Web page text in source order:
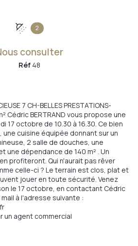
2
consulter
Réf 48
7 CH-BELLES PRESTATIONS-
Cédric BERTRAND vous propose une
17 octobre de 10.30 à 16.30. Ce bien
une cuisine équipée donnant sur un
2 salle de douches, une
une dépendance de 140 m² . Un
profiteront. Qui n'aurait pas rêver
celle-ci ? Le terrain est clos, plat et
jouer en toute sécurité. Venez
le 17 octobre, en contactant Cédric
à l'adresse suivante :
un agent commercial